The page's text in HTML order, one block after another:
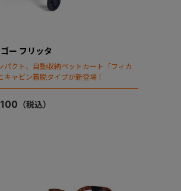
ー フリッタ
パクト、自動収納ペットカート「フィカ
キャビン着脱タイプが新登場！